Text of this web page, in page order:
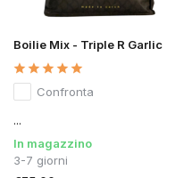
Boilie Mix - Triple R Garlic
Confronta
...
In magazzino
3-7 giorni